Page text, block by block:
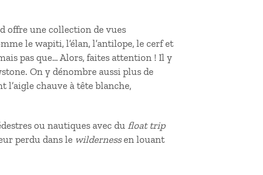
offre une collection de vues
le wapiti, l’élan, l’antilope, le cerf et
pas que… Alors, faites attention ! Il y
On y dénombre aussi plus de
l’aigle chauve à tête blanche,
ou nautiques avec du float trip
perdu dans le wildernessen louant